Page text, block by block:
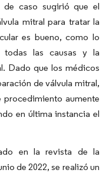
caso sugirió que el
mitral para tratar la
es bueno, como lo
todas las causas y la
Dado que los médicos
de válvula mitral,
aumente
en última instancia el
en la revista de la
de 2022, se realizó un